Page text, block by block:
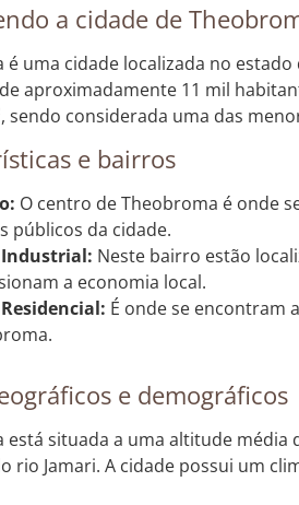
a cidade de
é uma cidade localizada no
aproximadamente 11 mil
sendo considerada uma das
e bairros
O centro de Theobroma é onde
públicos da cidade.
Neste bairro estão
a economia local.
É onde se encontram
e demográficos
está situada a uma altitude média
rio Jamari. A cidade possui um